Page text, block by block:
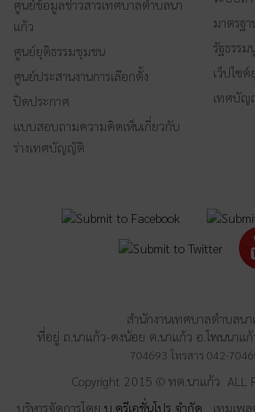
ศูนย์ข้อมูลข่าวสารเทศบาลตำบลนา
แก้ว
ศูนย์ยุติธรรมชุมชน
ศูนย์ประสานงานการเลือกตั้ง
ปิดประกาศ
แบบสอบถามความคิดเห็นเกี่ยวกับ
ร่างเทศบัญญัติ
มาตรฐ
รัฐธรร
เว็ปไซ
เทศบัญ
สำนักงานเทศบาลตำบลน
ที่อยู่ ถ.นาแก้ว-ดงน้อย ต.นาแก้ว อ.โพนนาแ
704693 โทรสาร 042-
Copyright 2015 © ทต.นาแก้ว ALL
บริหารจัดการโดย บ.ครีเอชั่นโปร จำกัด เทมเพ